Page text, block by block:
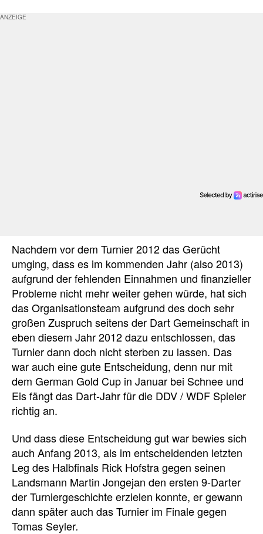
Nachdem vor dem Turnier 2012 das Gerücht
umging, dass es im kommenden Jahr (also 2013)
aufgrund der fehlenden Einnahmen und finanzieller
Probleme nicht mehr weiter gehen würde, hat sich
das Organisationsteam aufgrund des doch sehr
großen Zuspruch seitens der Dart Gemeinschaft in
eben diesem Jahr 2012 dazu entschlossen, das
Turnier dann doch nicht sterben zu lassen. Das
war auch eine gute Entscheidung, denn nur mit
dem German Gold Cup in Januar bei Schnee und
Eis fängt das Dart-Jahr für die DDV / WDF Spieler
richtig an.
Und dass diese Entscheidung gut war bewies sich
auch Anfang 2013, als im entscheidenden letzten
Leg des Halbfinals Rick Hofstra gegen seinen
Landsmann Martin Jongejan den ersten 9-Darter
der Turniergeschichte erzielen konnte, er gewann
dann später auch das Turnier im Finale gegen
Tomas Seyler.